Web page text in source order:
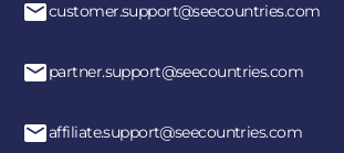
customer.support@seecountries.com
partner.support@seecountries.com
affiliate.support@seecountries.com